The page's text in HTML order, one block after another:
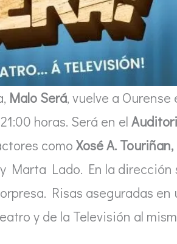
Malo Será, vuelve a
horas. Será en el
como Xosé A. Touriñan,
Marta Lado. En la
Risas aseguradas
y de la Televisión al